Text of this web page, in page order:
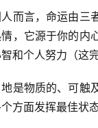
而言，命运由三
，它源于你的内
和个人努力（这
是物质的、可触
方面发挥最佳状